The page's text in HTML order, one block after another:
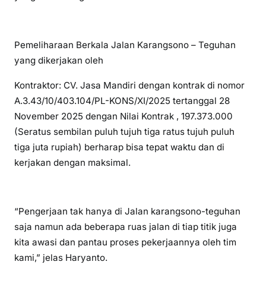
Pemeliharaan Berkala Jalan Karangsono – Teguhan
yang dikerjakan oleh
Kontraktor: CV. Jasa Mandiri dengan kontrak di nomor
A.3.43/10/403.104/PL-KONS/XI/2025 tertanggal 28
November 2025 dengan Nilai Kontrak , 197.373.000
(Seratus sembilan puluh tujuh tiga ratus tujuh puluh
tiga juta rupiah) berharap bisa tepat waktu dan di
kerjakan dengan maksimal.
“Pengerjaan tak hanya di Jalan karangsono-teguhan
saja namun ada beberapa ruas jalan di tiap titik juga
kita awasi dan pantau proses pekerjaannya oleh tim
kami,” jelas Haryanto.